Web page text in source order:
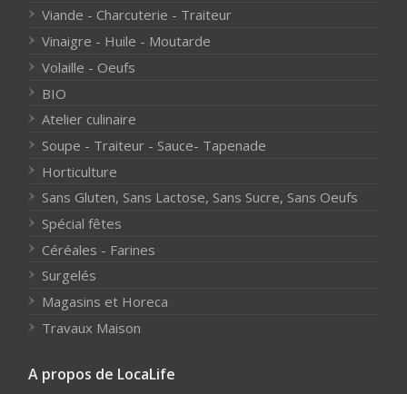
Viande - Charcuterie - Traiteur
Vinaigre - Huile - Moutarde
Volaille - Oeufs
BIO
Atelier culinaire
Soupe - Traiteur - Sauce- Tapenade
Horticulture
Sans Gluten, Sans Lactose, Sans Sucre, Sans Oeufs
Spécial fêtes
Céréales - Farines
Surgelés
Magasins et Horeca
Travaux Maison
A propos de LocaLife